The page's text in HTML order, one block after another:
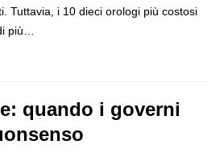
Tuttavia, i 10 dieci orologi più costosi
più…
quando i governi